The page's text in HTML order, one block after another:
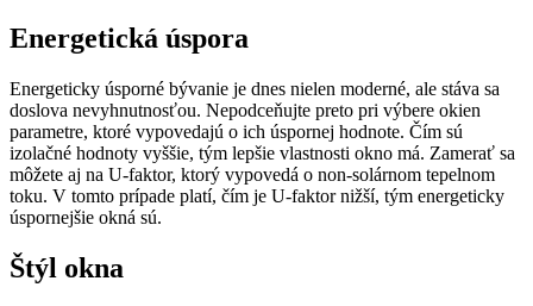
Energetická úspora
Energeticky úsporné bývanie je dnes nielen moderné, ale stáva sa
doslova nevyhnutnosťou. Nepodceňujte preto pri výbere okien
parametre, ktoré vypovedajú o ich úspornej hodnote. Čím sú
izolačné hodnoty vyššie, tým lepšie vlastnosti okno má. Zamerať sa
môžete aj na U-faktor, ktorý vypovedá o non-solárnom tepelnom
toku. V tomto prípade platí, čím je U-faktor nižší, tým energeticky
úspornejšie okná sú.
Štýl okna